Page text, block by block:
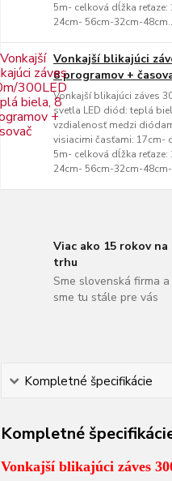
5m- celková dĺžka reťaze:
24cm- 56cm-32cm-
Vonkajší blikajúci
8 programov +
Vonkajší blikajúci záves
svetla LED diód: teplá
vzdialenosť medzi
visiacimi časťami: 17cm-
5m- celková dĺžka reťaze:
24cm- 56cm-32cm-48cm-
Viac ako 15 rokov na
trhu
Sme slovenská firma a
sme tu stále pre vás
Kompletné špecifikácie
Kompletné
Vonkajší blikajúci záves